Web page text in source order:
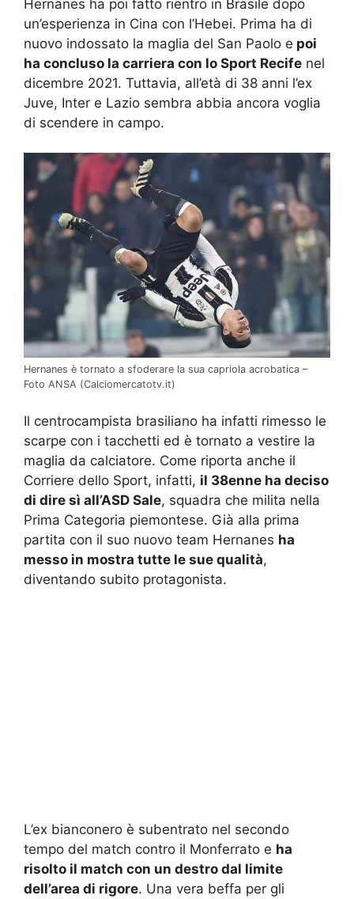
Hernanes ha poi fatto rientro in Brasile dopo
un’esperienza in Cina con l’Hebei. Prima ha di
nuovo indossato la maglia del San Paolo e poi
ha concluso la carriera con lo Sport Recife nel
dicembre 2021. Tuttavia, all’età di 38 anni l’ex
Juve, Inter e Lazio sembra abbia ancora voglia
di scendere in campo.
Hernanes è tornato a sfoderare la sua capriola acrobatica –
Foto ANSA (Calciomercatotv.it)
Il centrocampista brasiliano ha infatti rimesso le
scarpe con i tacchetti ed è tornato a vestire la
maglia da calciatore. Come riporta anche il
Corriere dello Sport, infatti, il 38enne ha deciso
di dire sì all’ASD Sale, squadra che milita nella
Prima Categoria piemontese. Già alla prima
partita con il suo nuovo team Hernanes ha
messo in mostra tutte le sue qualità,
diventando subito protagonista.
L’ex bianconero è subentrato nel secondo
tempo del match contro il Monferrato e ha
risolto il match con un destro dal limite
dell’area di rigore. Una vera beffa per gli